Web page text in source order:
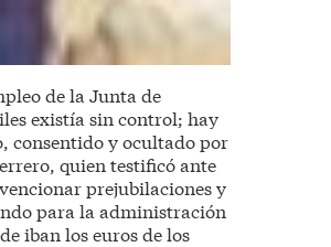
de la Junta de
existía sin control; hay
consentido y ocultado por
quien testificó ante
prejubilaciones y
para la administración
iban los euros de los